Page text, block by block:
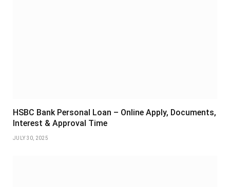
HSBC Bank Personal Loan – Online Apply, Documents,
Interest & Approval Time
JULY 30, 2025